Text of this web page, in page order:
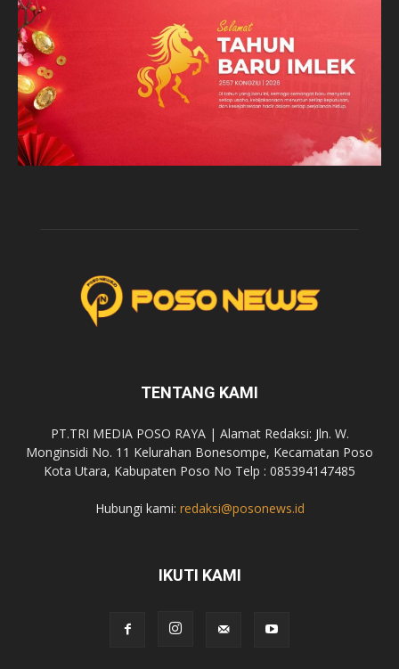
TENTANG KAMI
PT.TRI MEDIA POSO RAYA | Alamat Redaksi: Jln. W.
Monginsidi No. 11 Kelurahan Bonesompe, Kecamatan Poso
Kota Utara, Kabupaten Poso No Telp : 085394147485
Hubungi kami: redaksi@posonews.id
IKUTI KAMI